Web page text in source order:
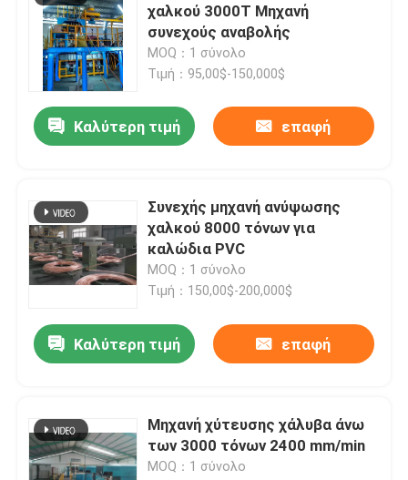
χαλκού 3000T Μηχανή
συνεχούς αναβολής
MOQ：1 σύνολο
Τιμή：95,00$-150,000$
Καλύτερη τιμή επαφή
Συνεχής μηχανή ανύψωσης
χαλκού 8000 τόνων για
καλώδια PVC
MOQ：1 σύνολο
Τιμή：150,00$-200,000$
Καλύτερη τιμή επαφή
Μηχανή χύτευσης χάλυβα άνω
των 3000 τόνων 2400 mm/min
MOQ：1 σύνολο